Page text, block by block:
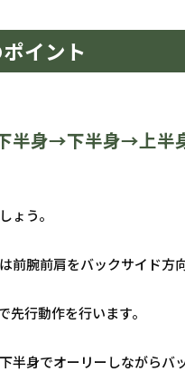
イント
半身→下半身→上半
ょう。
前腕前肩をバックサイド方
先行動作を行います。
半身でオーリーしながらバ